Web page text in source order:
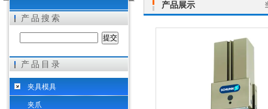
希而科工业控制设备（上海）有限公司
产品搜索
产品目录
夹具模具
夹爪
产品展示